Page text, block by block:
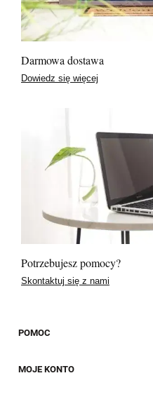
Darmowa dostawa
Dowiedz się więcej
Potrzebujesz pomocy?
Skontaktuj się z nami
POMOC
MOJE KONTO